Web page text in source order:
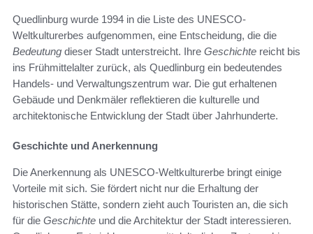
Quedlinburg wurde 1994 in die Liste des UNESCO-
Weltkulturerbes aufgenommen, eine Entscheidung, die die
Bedeutung dieser Stadt unterstreicht. Ihre Geschichte reicht bis
ins Frühmittelalter zurück, als Quedlinburg ein bedeutendes
Handels- und Verwaltungszentrum war. Die gut erhaltenen
Gebäude und Denkmäler reflektieren die kulturelle und
architektonische Entwicklung der Stadt über Jahrhunderte.
Geschichte und Anerkennung
Die Anerkennung als UNESCO-Weltkulturerbe bringt einige
Vorteile mit sich. Sie fördert nicht nur die Erhaltung der
historischen Stätte, sondern zieht auch Touristen an, die sich
für die Geschichte und die Architektur der Stadt interessieren.